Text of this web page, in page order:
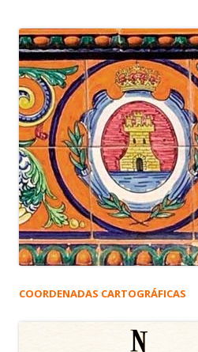
COORDENADAS CARTOGRÁFICAS